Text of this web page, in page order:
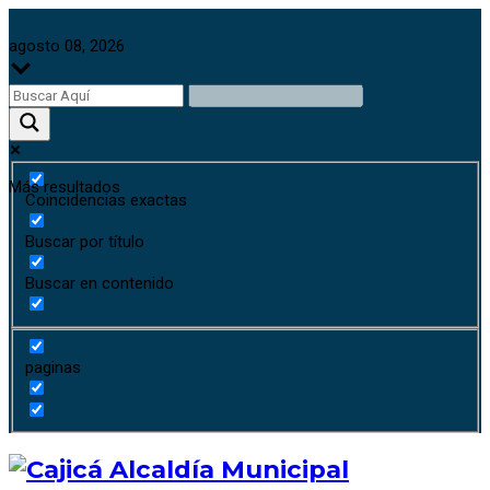
agosto 08, 2026
Más resultados
Coincidencias exactas
Buscar por título
Buscar en contenido
paginas